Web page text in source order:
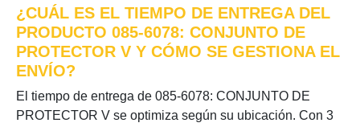
¿CUÁL ES EL TIEMPO DE ENTREGA DEL
PRODUCTO 085-6078: CONJUNTO DE
PROTECTOR V Y CÓMO SE GESTIONA EL
ENVÍO?
El tiempo de entrega de 085-6078: CONJUNTO DE
PROTECTOR V se optimiza según su ubicación. Con 3